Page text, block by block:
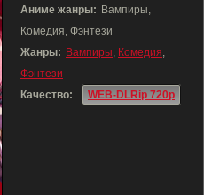
Аниме жанры: Вампиры,
Комедия, Фэнтези
Жанры: Вампиры, Комедия,
Фэнтези
Качество:
WEB-DLRip 720p